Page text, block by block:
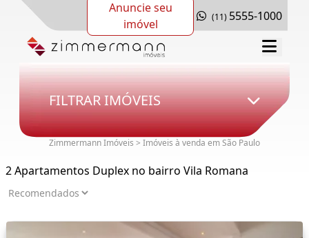
Anuncie seu
imóvel
(11) 5555-1000
FILTRAR IMÓVEIS
Zimmermann Imóveis > Imóveis à venda em São Paulo
2 Apartamentos Duplex no bairro Vila Romana